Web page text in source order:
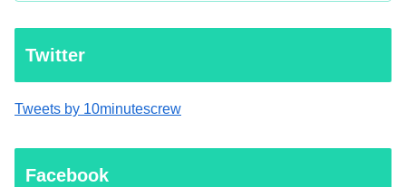
Twitter
Tweets by 10minutescrew
Facebook